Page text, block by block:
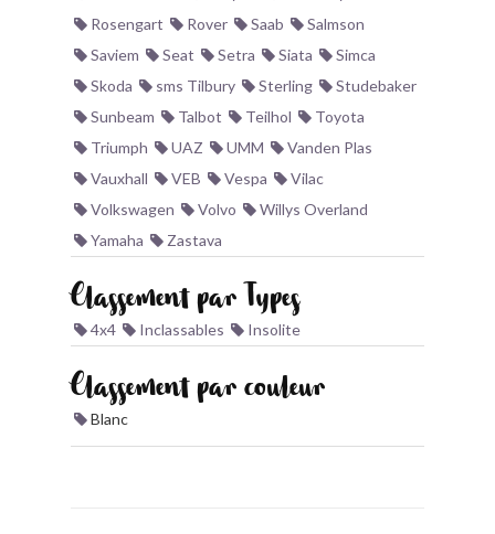
Rosengart
Rover Saab
Salmson
Saviem
Seat Setra Siata
Simca
Skoda
sms Tilbury Sterling
Studebaker
Sunbeam
Talbot Teilhol
Toyota
Triumph
UAZ UMM
Vanden Plas
Vauxhall
VEB Vespa
Vilac
Volkswagen
Volvo
Willys Overland
Yamaha
Zastava
Classement par Types
4x4 Inclassables Insolite
Classement par couleur
Blanc